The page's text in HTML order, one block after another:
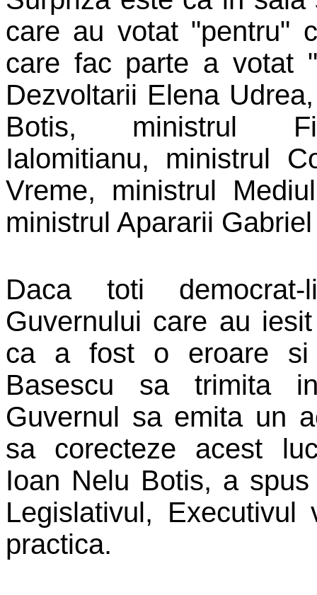
care au votat "pentru"
care fac parte a votat
Dezvoltarii Elena Udrea
Botis, ministrul
Ialomitianu, ministrul
Vreme, ministrul
ministrul Apararii
Daca toti
Guvernului care au
ca a fost o eroare
Basescu sa trimita
Guvernul sa emita un
sa corecteze acest
Ioan Nelu Botis, a
Legislativul,
practica.